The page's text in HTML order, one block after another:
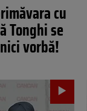
cu
Tonghi se
vorbă!